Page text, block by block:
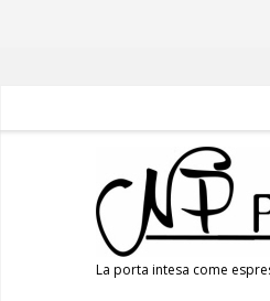
La porta intesa come